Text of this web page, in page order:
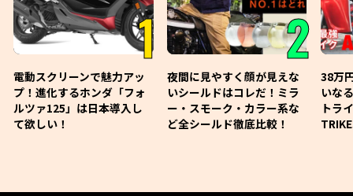
1
電動スクリーンで魅力アッ
プ！進化するホンダ「フォ
ルツァ125」は日本導入し
て欲しい！
2
夜間に見やすく顔が見えな
いシールドはコレだ！ミラ
ー・スモーク・カラー系な
ど全シールド徹底比較！
38万
いな
トラ